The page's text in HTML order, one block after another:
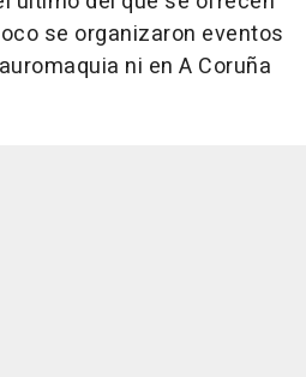
se organizaron eventos
ni en A Coruña